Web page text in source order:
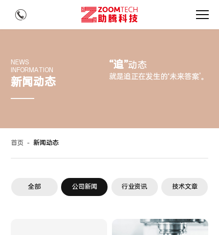
NEWS
INFORMATION
新闻动态
“追”动态
就是追正在发生的‘未来答案’。
首页 - 新闻动态
全部 公司新闻 行业资讯 技术文章